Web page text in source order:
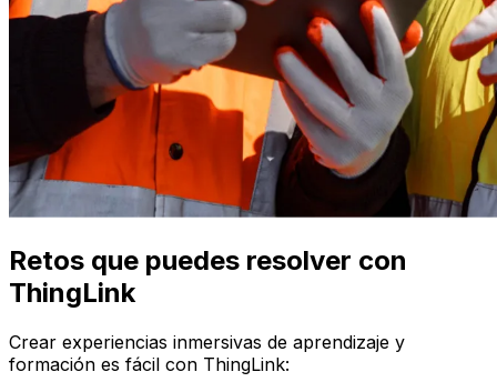
Retos que puedes resolver con
ThingLink
Crear experiencias inmersivas de aprendizaje y
formación es fácil con ThingLink: